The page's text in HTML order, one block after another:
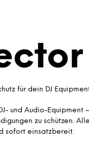
für dein DJ
und Audio-Equipment
zu schützen.
sofort einsatzbereit.